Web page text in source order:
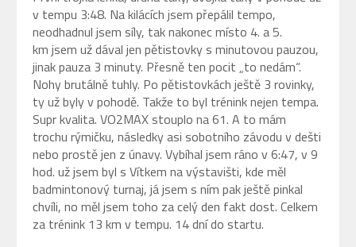
v tempu 3:48. Na kilácích jsem přepálil tempo,
neodhadnul jsem síly, tak nakonec místo 4. a 5.
km jsem už dával jen pětistovky s minutovou pauzou,
jinak pauza 3 minuty. Přesně ten pocit „to nedám“.
Nohy brutálně tuhly. Po pětistovkách ještě 3 rovinky,
ty už byly v pohodě. Takže to byl trénink nejen tempa.
Supr kvalita. VO2MAX stouplo na 61. A to mám
trochu rýmičku, následky asi sobotního závodu v dešti
nebo prostě jen z únavy. Vybíhal jsem ráno v 6:47, v 9
hod. už jsem byl s Vítkem na výstavišti, kde měl
badmintonový turnaj, já jsem s ním pak ještě pinkal
chvíli, no měl jsem toho za celý den fakt dost. Celkem
za trénink 13 km v tempu. 14 dní do startu.